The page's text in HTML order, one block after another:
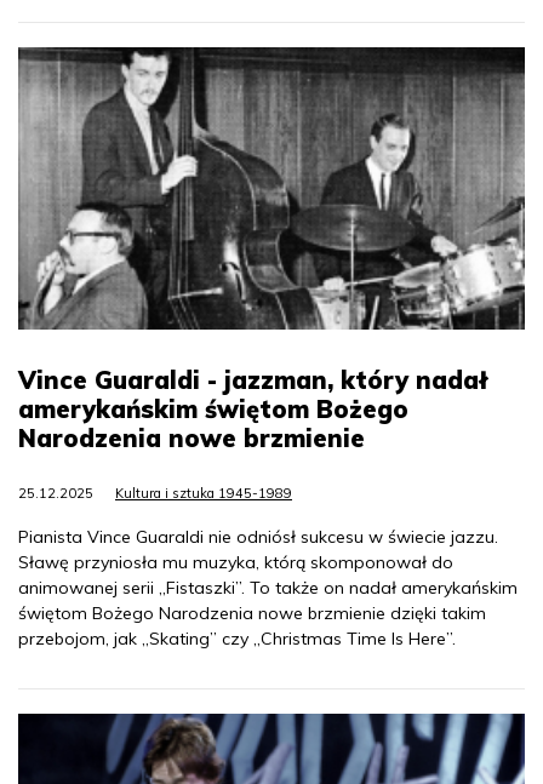
Vince Guaraldi - jazzman, który nadał
amerykańskim świętom Bożego
Narodzenia nowe brzmienie
25.12.2025 Kultura i sztuka 1945-1989
Pianista Vince Guaraldi nie odniósł sukcesu w świecie jazzu.
Sławę przyniosła mu muzyka, którą skomponował do
animowanej serii „Fistaszki”. To także on nadał amerykańskim
świętom Bożego Narodzenia nowe brzmienie dzięki takim
przebojom, jak „Skating” czy „Christmas Time Is Here”.